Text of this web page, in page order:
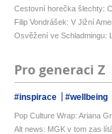
Cestovní horečka šlechty:
Filip Vondrášek: V Jižní
Osvěžení ve Schladmingu:
Pro generaci Z
#inspirace #wellbeing
Pop Culture Wrap: Ariana
Alt news: MGK v tom zas